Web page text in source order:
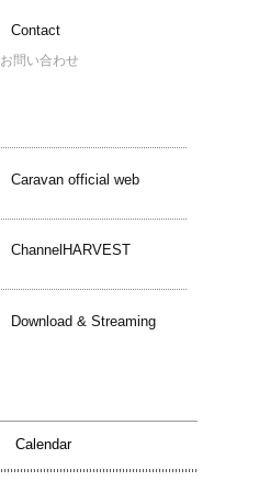
Contact
お問い合わせ
Caravan official web
ChannelHARVEST
Download & Streaming
Calendar